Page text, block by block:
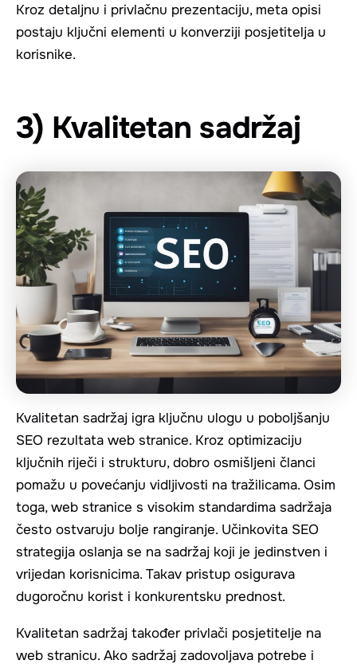
Kroz detaljnu i privlačnu prezentaciju, meta opisi
postaju ključni elementi u konverziji posjetitelja u
korisnike.
3) Kvalitetan sadržaj
Kvalitetan sadržaj igra ključnu ulogu u poboljšanju
SEO rezultata web stranice. Kroz optimizaciju
ključnih riječi i strukturu, dobro osmišljeni članci
pomažu u povećanju vidljivosti na tražilicama. Osim
toga, web stranice s visokim standardima sadržaja
često ostvaruju bolje rangiranje. Učinkovita SEO
strategija oslanja se na sadržaj koji je jedinstven i
vrijedan korisnicima. Takav pristup osigurava
dugoročnu korist i konkurentsku prednost.
Kvalitetan sadržaj također privlači posjetitelje na
web stranicu. Ako sadržaj zadovoljava potrebe i